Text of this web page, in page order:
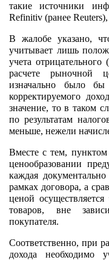
такие источники
Refinitiv (ранее Reuters),
В жалобе указано,
учитывает лишь
учета
расчете рыночной
изначально было бы
корректируемого
значение, то в таком
по результатам
меньше, нежели
Вместе с тем,
ценообразовании
каждая
рамках договора, а
ценой
товаров, вне
покупателя.
Соответственно, при
дохода необходимо